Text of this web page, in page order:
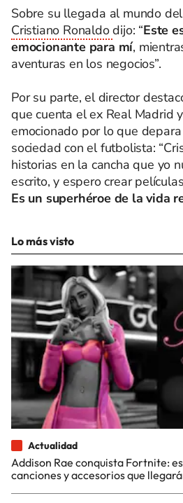
Sobre su llegada al mundo
Cristiano Ronaldodijo: “Este
emocionante para mí,
aventuras en los negocios”.
Por su parte, el director
que cuenta el ex Real Madrid
emocionado por lo que
sociedad con el futbolista:
historias en la cancha que yo
escrito, y espero crear
Es un superhéroe de la vida
Lo más visto
Actualidad
Addison Rae conquista Fortnite:
canciones y accesorios que